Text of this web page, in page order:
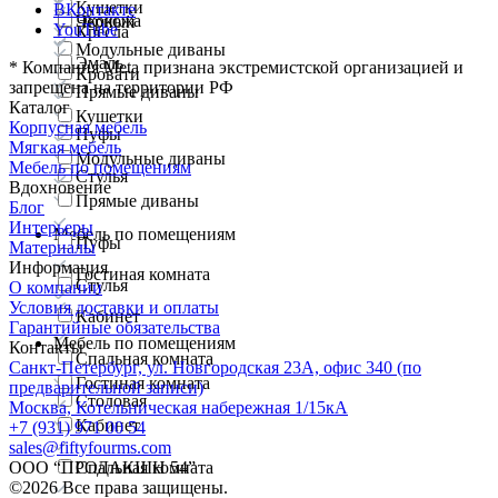
Кушетки
Модульные диваны
Прямые диваны
Пуфы
Стулья
Мебель по помещениям
Гостиная комната
Кабинет
Спальная комната
Столовая
Кресла
Кровати
Кушетки
Модульные диваны
Прямые диваны
Пуфы
Стулья
Мебель по помещениям
Гостиная комната
Кабинет
Спальная комната
Черный
Экокожа
Эмаль
ВКонтакте
YouTube
* Компания Meta признана экстремистской организацией и
запрещена на территории РФ
Каталог
Корпусная мебель
Мягкая мебель
Мебель по помещениям
Вдохновение
Блог
Интерьеры
Материалы
Информация
О компании
Условия доставки и оплаты
Гарантийные обязательства
Контакты
Санкт-Петербург, ул. Новгородская 23А, офис 340 (по
предварительной записи)
Москва, Котельническая набережная 1/15кА
+7 (931) 971 00 54
sales@fiftyfourms.com
ООО “ПРОДАКШН 54”
©2026 Все права защищены.